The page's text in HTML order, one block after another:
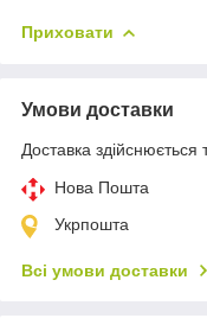
Приховати
Умови доставки
Доставка здійснюється
Нова Пошта
Укрпошта
Всі умови доставки